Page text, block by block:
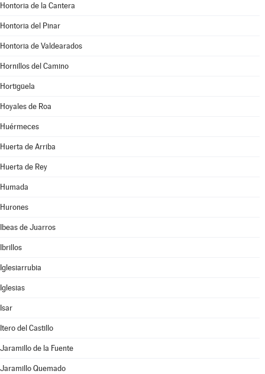
Hontoria de la Cantera
Hontoria del Pinar
Hontoria de Valdearados
Hornillos del Camino
Hortigüela
Hoyales de Roa
Huérmeces
Huerta de Arriba
Huerta de Rey
Humada
Hurones
Ibeas de Juarros
Ibrillos
Iglesiarrubia
Iglesias
Isar
Itero del Castillo
Jaramillo de la Fuente
Jaramillo Quemado